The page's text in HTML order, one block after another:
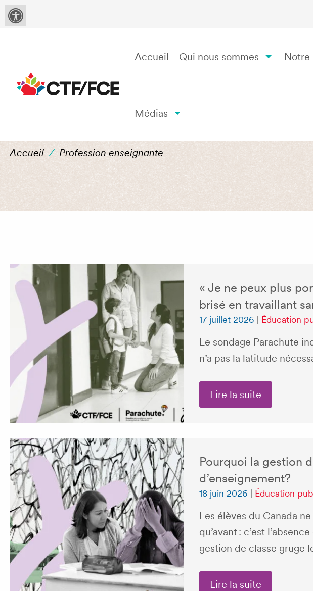
Accueil Qui nous sommes Notre
Médias
Profession
Accueil / Profession enseignante
« Je ne peux plus
brisé en travaillant
17 juillet 2026 Éducation
Le sondage Parachute
n’a pas la latitude
Lire la suite
Pourquoi la gestion
d’enseignement?
18 juin 2026 Éducation
Les élèves du Canada
qu’avant : c’est
gestion de classe gruge
Lire la suite